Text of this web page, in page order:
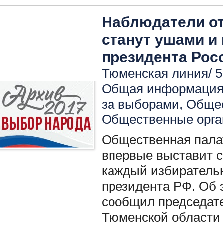
Наблюдатели
станут ушами
президента
Тюменская линия/
Общая
за выборами,
Общественные
Общественная
впервые выставит
каждый
президента РФ. Об
сообщил
Тюменской